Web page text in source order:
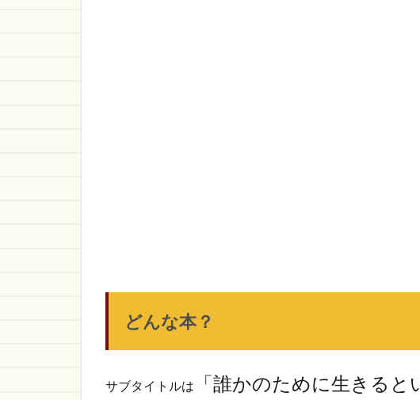
どんな本？
サブタイトルは 「誰かのために生きると